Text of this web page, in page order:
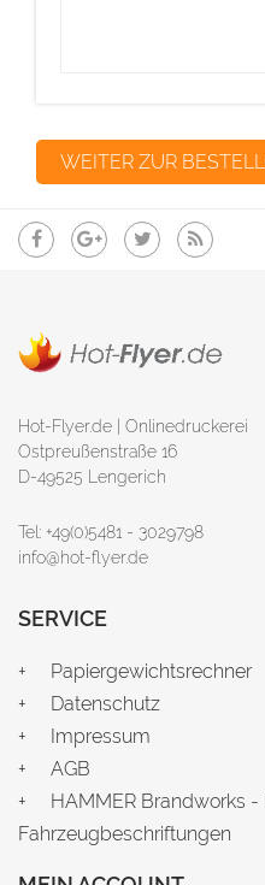
Hot-Flyer.de | Onlinedruckerei
Ostpreußenstraße 16
D-49525 Lengerich
Tel: +49(0)5481 - 3029798
info@hot-flyer.de
SERVICE
Papiergewichtsrechner
Datenschutz
Impressum
AGB
HAMMER Brandworks -
Fahrzeugbeschriftungen